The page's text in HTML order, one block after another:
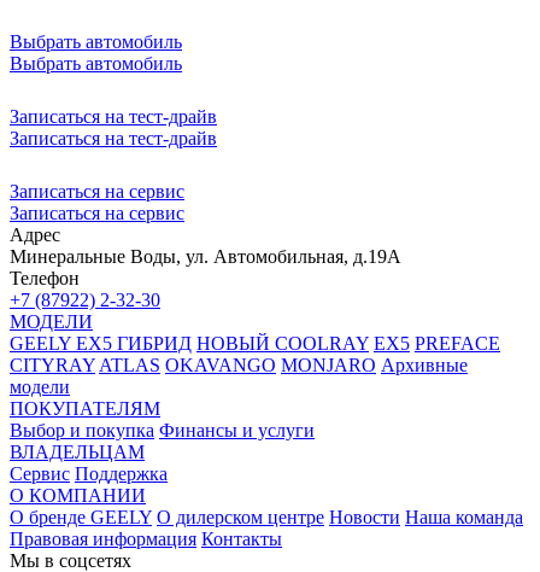
Выбрать автомобиль
Выбрать автомобиль
Записаться на тест-драйв
Записаться на тест-драйв
Записаться на сервис
Записаться на сервис
Адрес
Минеральные Воды, ул. Автомобильная, д.19А
Телефон
+7 (87922) 2-32-30
МОДЕЛИ
GEELY EX5 ГИБРИД НОВЫЙ COOLRAY EX5 PREFACE
CITYRAY ATLAS OKAVANGO MONJARO Архивные
модели
ПОКУПАТЕЛЯМ
Выбор и покупка Финансы и услуги
ВЛАДЕЛЬЦАМ
Сервис Поддержка
О КОМПАНИИ
О бренде GEELY О дилерском центре Новости Наша команда
Правовая информация Контакты
Мы в соцсетях